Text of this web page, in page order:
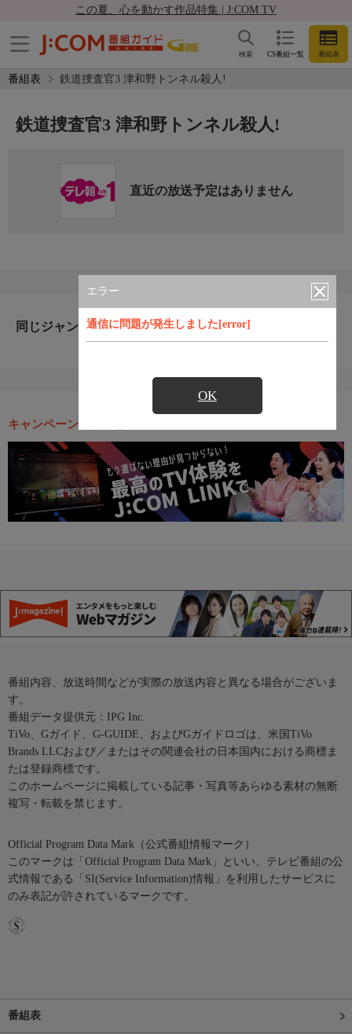
この夏、心を動かす作品特集 | J:COM TV
CS番組一覧 番組表
検索
番組表 鉄道捜査官3 津和野トンネル殺人!
エラー
通信に問題が発生しました[error]
OK
鉄道捜査官3 津和野トンネル殺人!
直近の放送予定はありません
同じジャンルのおすすめ番組
キャンペーン・お得な情報
番組内容、放送時間などが実際の放送内容と異なる場合がございま
す。
番組データ提供元：IPG Inc.
TiVo、Gガイド、G-GUIDE、およびGガイドロゴは、米国TiVo
Brands LLCおよび／またはその関連会社の日本国内における商標ま
たは登録商標です。
このホームページに掲載している記事・写真等あらゆる素材の無断
複写・転載を禁じます。
Official Program Data Mark（公式番組情報マーク）
このマークは「Official Program Data Mark」といい、テレビ番組の公
式情報である「SI(Service Information)情報」を利用したサービスに
のみ表記が許されているマークです。
番組表